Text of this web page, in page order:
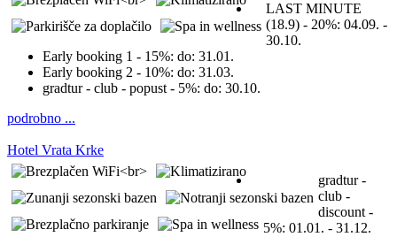
LAST MINUTE
(18.9) - 20%: 04.09. -
30.10.
Early booking 1 - 15%: do: 31.01.
Early booking 2 - 10%: do: 31.03.
gradtur - club - popust - 5%: do: 30.10.
podrobno ...
Hotel Vrata Krke
gradtur -
club -
discount -
5%: 01.01. - 31.12.